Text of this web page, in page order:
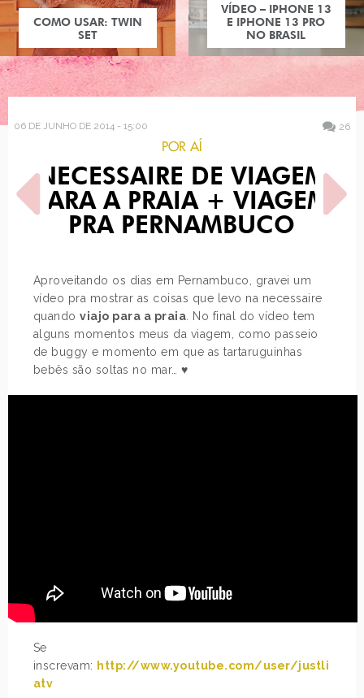
COMO USAR: TWIN
SET
VÍDEO – IPHONE 13
E IPHONE 13 PRO
NO BRASIL
06 DE JUNHO DE 2014 - 15:00 26
POR AÍ
NECESSAIRE DE VIAGEM
PARA A PRAIA + VIAGEM
PRA PERNAMBUCO
Aproveitando os dias em Pernambuco, gravei um
vídeo pra mostrar as coisas que levo na necessaire
quandoviajo para a praia . No final do vídeo tem
alguns momentos meus da viagem, como passeio
de buggy e momento em que as tartaruguinhas
bebês são soltas no mar… ♥
Se
inscrevam: http://www.youtube.com/user/justli
atv
POST ANTERIOR
COMO USAR LOOKS DE
FESTA JUNINA
PRÓXIMO POST
MAQUIAGEM PRA COPA DO
MUNDO